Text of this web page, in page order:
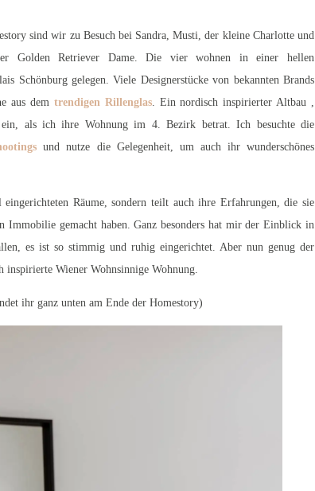
sind wir zu Besuch bei Sandra, Musti, der kleine Charlotte und
Golden Retriever Dame. Die vier wohnen in einer hellen
Schönburg gelegen. Viele Designerstücke von bekannten Brands
aus dem trendigen Rillenglas. Ein nordisch inspirierter Altbau ,
als ich ihre Wohnung im 4. Bezirk betrat. Ich besuchte die
und nutze die Gelegenheit, um auch ihr wunderschönes
Räume, sondern teilt auch ihre Erfahrungen, die sie
Immobilie gemacht haben. Ganz besonders hat mir der Einblick in
es ist so stimmig und ruhig eingerichtet. Aber nun genug der
Wiener Wohnsinnige Wohnung.
ihr ganz unten am Ende der Homestory)